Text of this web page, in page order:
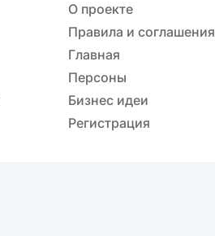
О проекте
Правила и соглашения
Главная
Персоны
Бизнес идеи
Регистрация